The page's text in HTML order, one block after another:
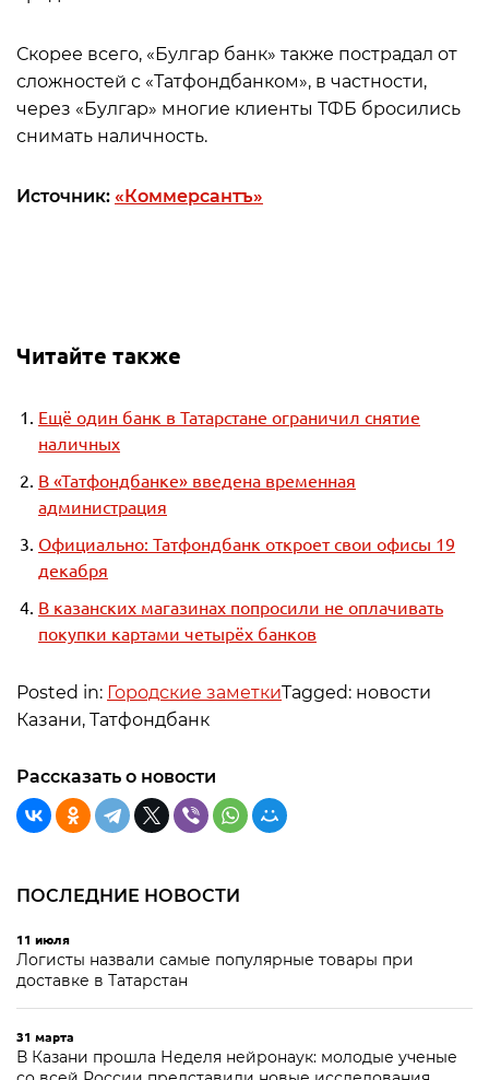
Скорее всего, «Булгар банк» также пострадал от
сложностей с «Татфондбанком», в частности,
через «Булгар» многие клиенты ТФБ бросились
снимать наличность.
Источник: «Коммерсантъ»
Читайте также
Ещё один банк в Татарстане ограничил снятие
наличных
В «Татфондбанке» введена временная
администрация
Официально: Татфондбанк откроет свои офисы 19
декабря
В казанских магазинах попросили не оплачивать
покупки картами четырёх банков
Posted in: Городские заметкиTagged: новости
Казани, Татфондбанк
Рассказать о новости
ПОСЛЕДНИЕ НОВОСТИ
11 июля
Логисты назвали самые популярные товары при
доставке в Татарстан
31 марта
В Казани прошла Неделя нейронаук: молодые ученые